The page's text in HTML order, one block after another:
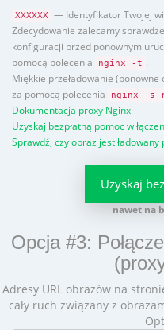
XXXXXX
— Identyfikator Twojej
Zdecydowanie zalecamy
konfiguracji przed ponownym
pomocą polecenia
nginx -t .
Miękkie przeładowanie
za pomocą polecenia
nginx -s
Dokumentacja proxy Nginx
Uzyskaj bezpłatną pomoc w
Sprawdź, czy obraz jest ładowany
Uzyskaj
nawet na
Opcja #3:
Adresy URL obrazów na
cały ruch związany z